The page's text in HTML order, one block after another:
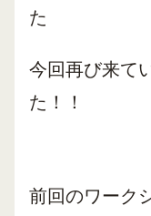
た
今回再び来て
た！！
前回のワーク